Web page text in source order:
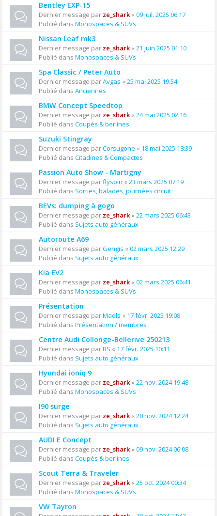
Bentley EXP-15
Dernier message par ze_shark« 09 juil. 2025 06:17
Publié dans Monospaces & SUVs
Nissan Leaf mk3
Dernier message par ze_shark« 21 juin 2025 01:10
Publié dans Monospaces & SUVs
Spa Classic / Peter Auto
Dernier message parAvgas « 25 mai 2025 19:54
Publié dans Anciennes
BMW Concept Speedtop
Dernier message par ze_shark« 24 mai 2025 02:16
Publié dans Coupés & berlines
Suzuki Stingray
Dernier message parCorsugone « 18 mai 2025 18:39
Publié dans Citadines & Compactes
Passion Auto Show - Martigny
Dernier message parflyspin « 23 mars 2025 07:19
Publié dans Sorties, balades, journées circuit
BEVs: dumping à gogo
Dernier message par ze_shark« 22 mars 2025 06:43
Publié dans Sujets auto généraux
Autoroute A69
Dernier message parGengis « 02 mars 2025 12:29
Publié dans Sujets auto généraux
Kia EV2
Dernier message par ze_shark« 02 mars 2025 06:41
Publié dans Monospaces & SUVs
Présentation
Dernier message parMaels « 17 févr. 2025 19:08
Publié dans Présentation / membres
Centre Audi Collonge-Bellerive 250213
Dernier message parBS « 17 févr. 2025 10:11
Publié dans Sujets auto généraux
Hyundai ioniq 9
Dernier message par ze_shark« 22 nov. 2024 19:48
Publié dans Monospaces & SUVs
I90 surge
Dernier message par ze_shark« 20 nov. 2024 12:24
Publié dans Sujets auto généraux
AUDI E Concept
Dernier message par ze_shark« 09 nov. 2024 06:08
Publié dans Coupés & berlines
Scout Terra & Traveler
Dernier message par ze_shark« 25 oct. 2024 00:34
Publié dans Monospaces & SUVs
VW Tayron